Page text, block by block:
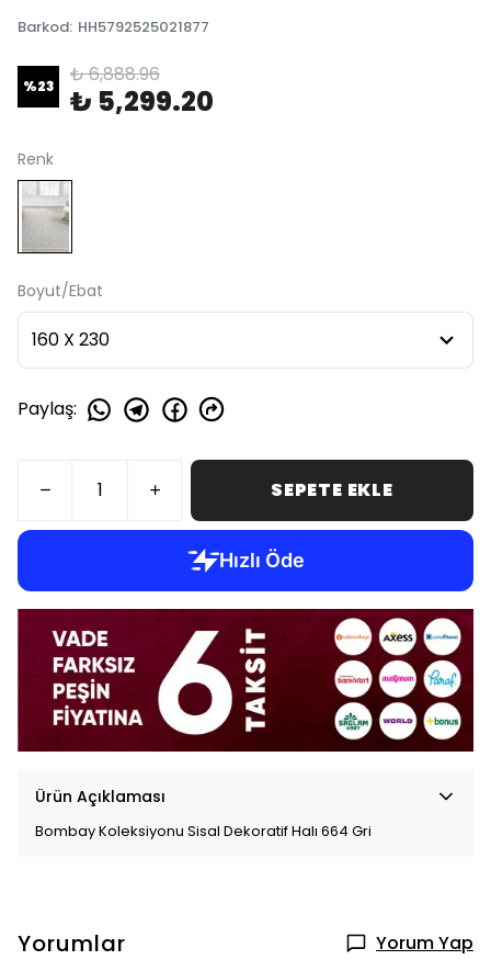
Barkod: HH5792525021877
%23 ₺ 6,888.96
₺ 5,299.20
Renk
Boyut/Ebat
Paylaş:
SEPETE EKLE
Ürün Açıklaması
Bombay Koleksiyonu Sisal Dekoratif Halı 664 Gri
Yorumlar Yorum Yap